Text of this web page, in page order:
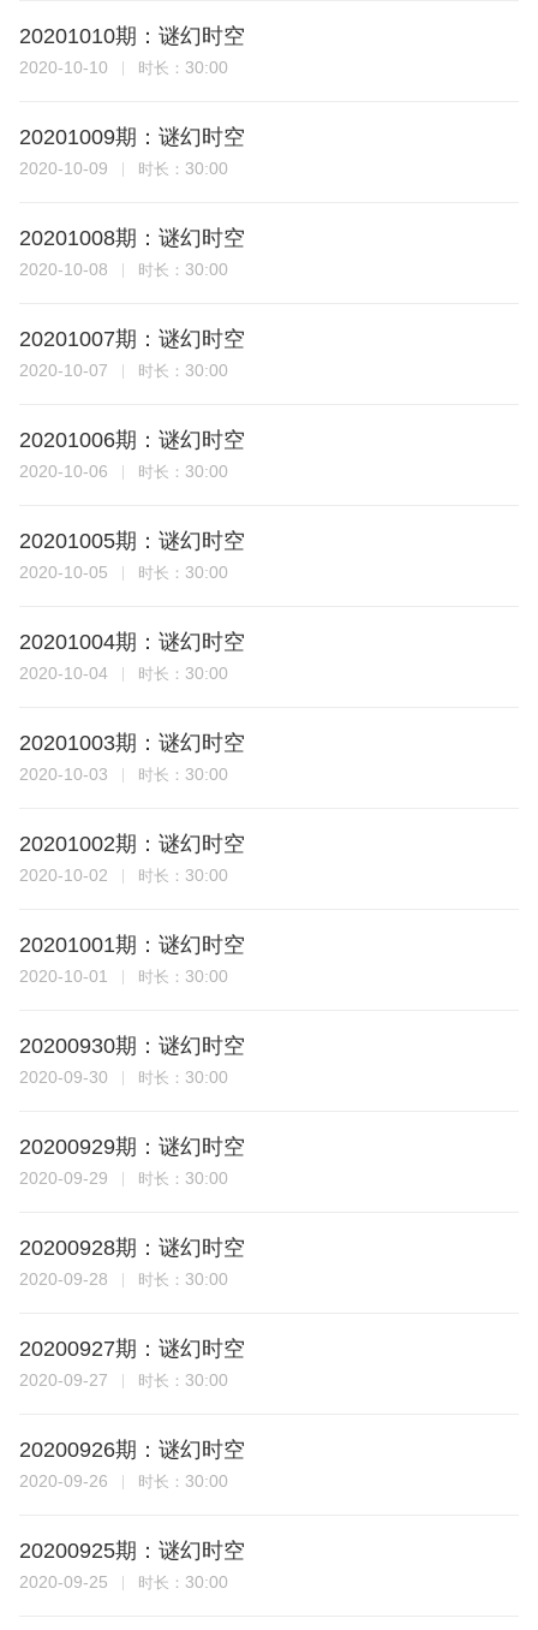
20201010期：谜幻时空
2020-10-10 时长： 30:00
20201009期：谜幻时空
2020-10-09 时长： 30:00
20201008期：谜幻时空
2020-10-08 时长： 30:00
20201007期：谜幻时空
2020-10-07 时长： 30:00
20201006期：谜幻时空
2020-10-06 时长： 30:00
20201005期：谜幻时空
2020-10-05 时长： 30:00
20201004期：谜幻时空
2020-10-04 时长： 30:00
20201003期：谜幻时空
2020-10-03 时长： 30:00
20201002期：谜幻时空
2020-10-02 时长： 30:00
20201001期：谜幻时空
2020-10-01 时长： 30:00
20200930期：谜幻时空
2020-09-30 时长： 30:00
20200929期：谜幻时空
2020-09-29 时长： 30:00
20200928期：谜幻时空
2020-09-28 时长： 30:00
20200927期：谜幻时空
2020-09-27 时长： 30:00
20200926期：谜幻时空
2020-09-26 时长： 30:00
20200925期：谜幻时空
2020-09-25 时长： 30:00